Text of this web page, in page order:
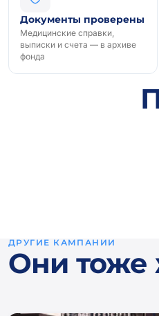
Документы проверены
Медицинские справки,
выписки и счета — в архиве
фонда
ДРУГИЕ КАМПАНИИ
Они